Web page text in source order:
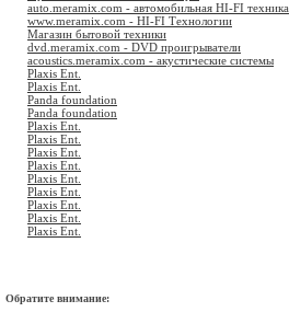
auto.meramix.com - автомобильная HI-FI техника
www.meramix.com - HI-FI Технологии
Магазин бытовой техники
dvd.meramix.com - DVD проигрыватели
acoustics.meramix.com - акустические системы
Plaxis Ent.
Plaxis Ent.
Panda foundation
Panda foundation
Plaxis Ent.
Plaxis Ent.
Plaxis Ent.
Plaxis Ent.
Plaxis Ent.
Plaxis Ent.
Plaxis Ent.
Plaxis Ent.
Plaxis Ent.
Обратите внимание: